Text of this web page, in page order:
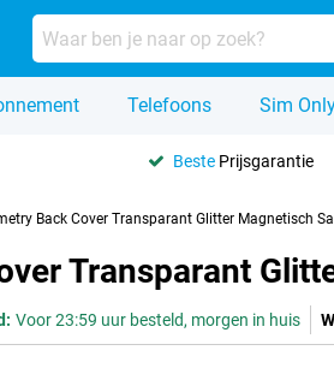
Telefoons Sim
Beste Prijsgarantie
Back Cover Transparant Glitter Magnetisch
Transparant
Voor 23:59 uur besteld, morgen in huis